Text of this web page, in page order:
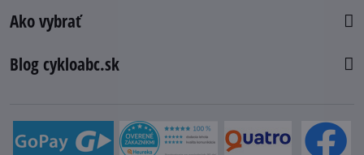
Ako vybrať
Blog cykloabc.sk